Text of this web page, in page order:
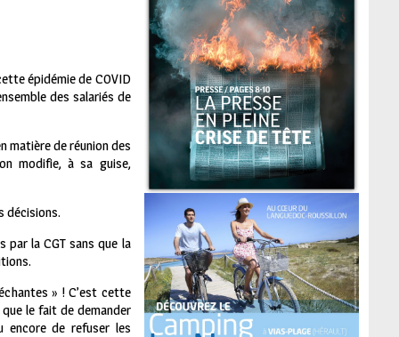
épidémie de COVID
des salariés de
matière de réunion des
modifie, à sa guise,
décisions.
la CGT sans que la
» ! C’est cette
le fait de demander
encore de refuser les